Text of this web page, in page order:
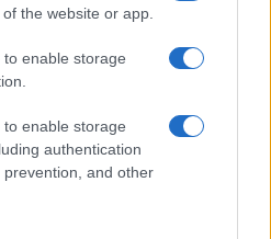
the website or app.
enable storage
enable storage
authentication
and other
all’uscita del Fiesta a